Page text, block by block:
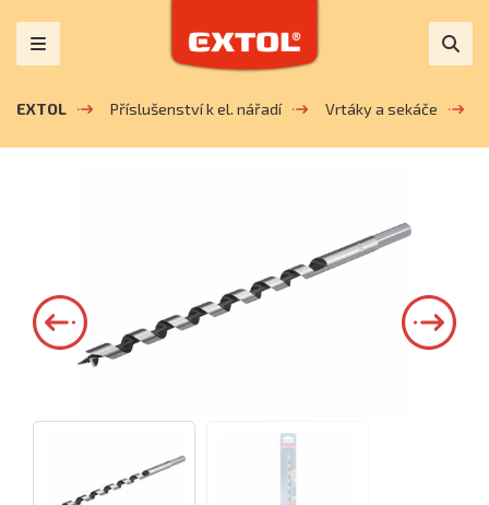
EXTOL Příslušenství k el. nářadí Vrtáky a sekáče